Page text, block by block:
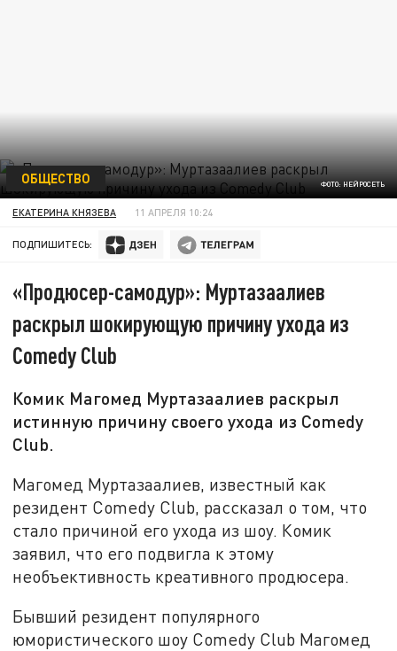
ФОТО: НЕЙРОСЕТЬ
ОБЩЕСТВО
ЕКАТЕРИНА КНЯЗЕВА 11 АПРЕЛЯ 10:24
ПОДПИШИТЕСЬ:
«Продюсер-самодур»: Муртазаалиев
раскрыл шокирующую причину ухода из
Comedy Club
Комик Магомед Муртазаалиев раскрыл
истинную причину своего ухода из Comedy
Club.
Магомед Муртазаалиев, известный как
резидент Comedy Club, рассказал о том, что
стало причиной его ухода из шоу. Комик
заявил, что его подвигла к этому
необъективность креативного продюсера.
Бывший резидент популярного
юмористического шоу Comedy Club Магомед